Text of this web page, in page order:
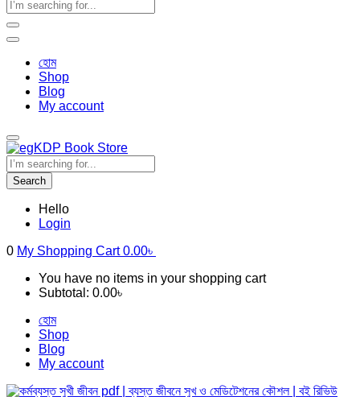
হোম
Shop
Blog
My account
Search
Hello
Login
0 My Shopping Cart0.00৳
You have no items in your shopping cart
Subtotal: 0.00৳
হোম
Shop
Blog
My account